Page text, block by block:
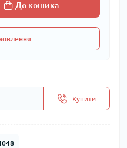
До кошика
Купити